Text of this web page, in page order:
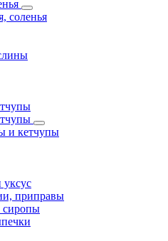
соленья
и кетчупы
приправы
сиропы